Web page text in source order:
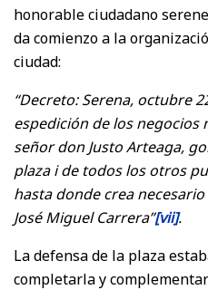
honorable ciudadano
da comienzo a la
ciudad:
“Decreto: Serena, octubre
espedición de los negocios
señor don Justo Arteaga,
plaza i de todos los otros
hasta donde crea
José Miguel Carrera”[vii].
La defensa de la plaza
completarla y